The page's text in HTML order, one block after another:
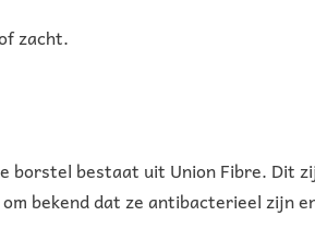
zacht.
borstel bestaat uit Union Fibre. Dit
bekend dat ze antibacterieel zijn